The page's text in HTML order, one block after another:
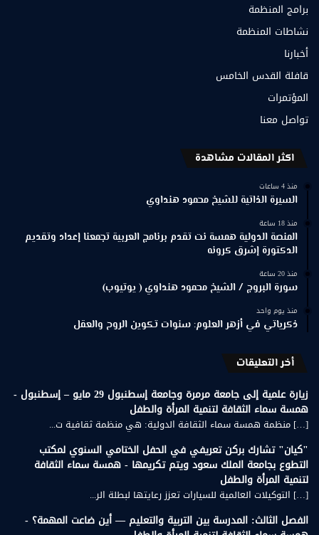
برامج المنظمة
نشاطات المنظمة
أخبارنا
قافلة القدس الخامس
المؤتمرات
تواصل معنا
اكثر المقالات مشاهدة
منذ 4 ساعات
السيرة الذاتية للشيخ محمود هنداوي
منذ 18 ساعة
المنصة الدولية همسة نت تقدم برنامج العربية تجمعنا إعداد وتقديم
الدكتورة إشرق كرونه
منذ 20 ساعة
سورة البروج / الشيخ محمود هنداوي ( يوتيوب)
منذ يوم واحد
ذكرياتي في أزهر العلوم: سنوات تكوين الروح والعقل
أخر التعليقات
زيارة علمية إلى جامعة مرمرة وجامعة إسطنبول 29 مايو – إسطنبول -
همسة سماء الثقافة لتنمية المرأة والطفل
[…] منظمة همسة سماء الثقافة الدولية: هي منظمة ثقافية ت...
"كيان" تشارك بركن تعريفي في الحفل الختامي السنوي لمكتب
التطوع بجامعة الملك سعود ويتم تكريمها - همسة سماء الثقافة
لتنمية المرأة والطفل
[…] التوكيلات العالمية للسيارات تعزز رعايتها لبطلة الر...
الفصل الثالث: المدرسة بين التربية والتعليم — أين ضاعت المهمة؟ -